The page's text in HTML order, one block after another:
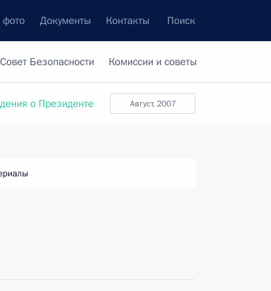
фото Документы Контакты Поиск
Совет Безопасности Комиссии и советы
август, 2007
о Президенте